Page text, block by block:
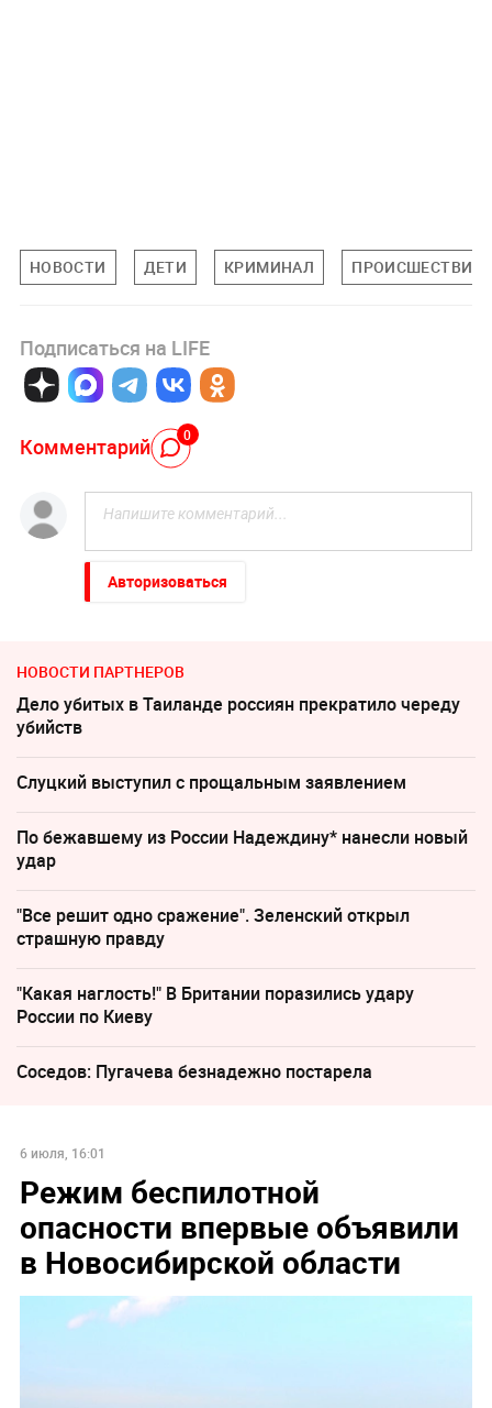
НОВОСТИ ДЕТИ КРИМИНАЛ ПРОИСШЕСТВИЯ
Подписаться на LIFE
Комментарий 0
Авторизоваться
НОВОСТИ ПАРТНЕРОВ
Дело убитых в Таиланде россиян прекратило череду
убийств
Слуцкий выступил с прощальным заявлением
По бежавшему из России Надеждину* нанесли новый
удар
"Все решит одно сражение". Зеленский открыл
страшную правду
"Какая наглость!" В Британии поразились удару
России по Киеву
Соседов: Пугачева безнадежно постарела
6 июля, 16:01
Режим беспилотной
опасности впервые объявили
в Новосибирской области